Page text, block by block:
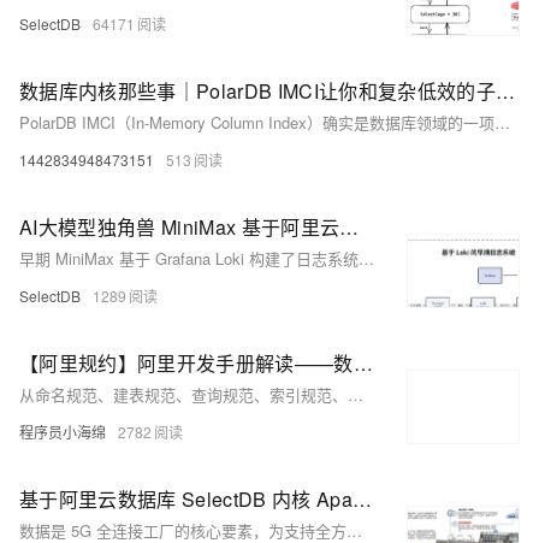
SelectDB 64171
数据库内核那些事｜PolarDB IMCI让你和复杂低效的子查询说拜拜
PolarDB IMCI（In-Memory Column Index）确实是数据库领域的一项重要技术，特别是当它面对复杂和低效的子查询时，表现尤为出色。以下是关于PolarDB IMCI如何助力解决
1442834948473151 513
AI大模型独角兽 MiniMax 基于阿里云数据库 SelectDB 版内核 Apache Doris 升级日志系统，PB 数据秒级查询响应
早期 MiniMax 基于 Grafana Loki 构建了日志系统，在资源消耗、写入性能及系统稳定性上都面临巨大的挑战。为此 MiniMax 开始寻找全新的日志系统方案，并基于阿里云数据库 SelectDB 版内核 Apache Doris 升级了日志系统，新系统已接入 MiniMax 内部所有业务线日志数据，数据规模为 PB 级， 整体可用性达到 99.9% 以上，10 亿级日志数据的检索速度可实现秒级响应。
SelectDB 1289
【阿里规约】阿里开发手册解读——数据库和ORM篇
从命名规范、建表规范、查询规范、索引规范、操作规范等角度出发，详细阐述MySQL数据库使用过程中所需要遵循的各种规范。
程序员小海绵 2782
基于阿里云数据库 SelectDB 内核 Apache Doris 的实时/离线一体化架构，赋能中国联通 5G 全连接工厂解决方案
数据是 5G 全连接工厂的核心要素，为支持全方位的数据收集、存储、分析等工作的高效进行，联通 5G 全连接工厂从典型的 Lambda 架构演进为 All in [Apache Doris](https://c.d4t.cn/vwDf8R) 的实时/离线一体化架构，并凭借 Doris 联邦查询能力打造统一查询网关，数据处理及查询链路大幅简化，为联通 5G 全连接工厂带来数据时效性、查询响应、存储成本、开发效率全方位的提升。